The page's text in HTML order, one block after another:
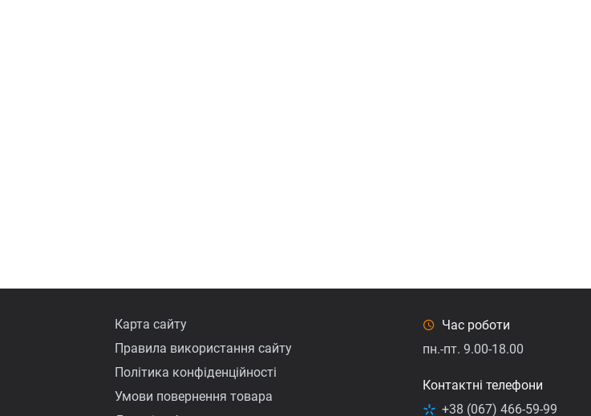
Карта сайту
Правила використання сайту
Політика конфіденційності
Умови повернення товарa
Час роботи
пн.-пт. 9.00-18.00
Контактні телефони
+38 (067) 466-59-99